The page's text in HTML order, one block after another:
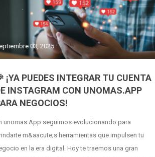
03, 2025
¡YA PUEDES INTEGRAR TU CUENTA
INSTAGRAM CON UNOMAS.APP
NEGOCIOS!
unomas.App seguimos evolucionando para
m&aacute;s herramientas que impulsen tu
en la era digital. Hoy te traemos una gran